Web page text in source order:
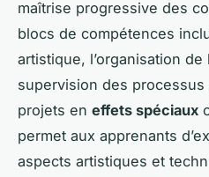
maîtrise progressive des
blocs de compétences
artistique, l’organisation
supervision des
projets en effets spéciaux
permet aux apprenants
aspects artistiques et